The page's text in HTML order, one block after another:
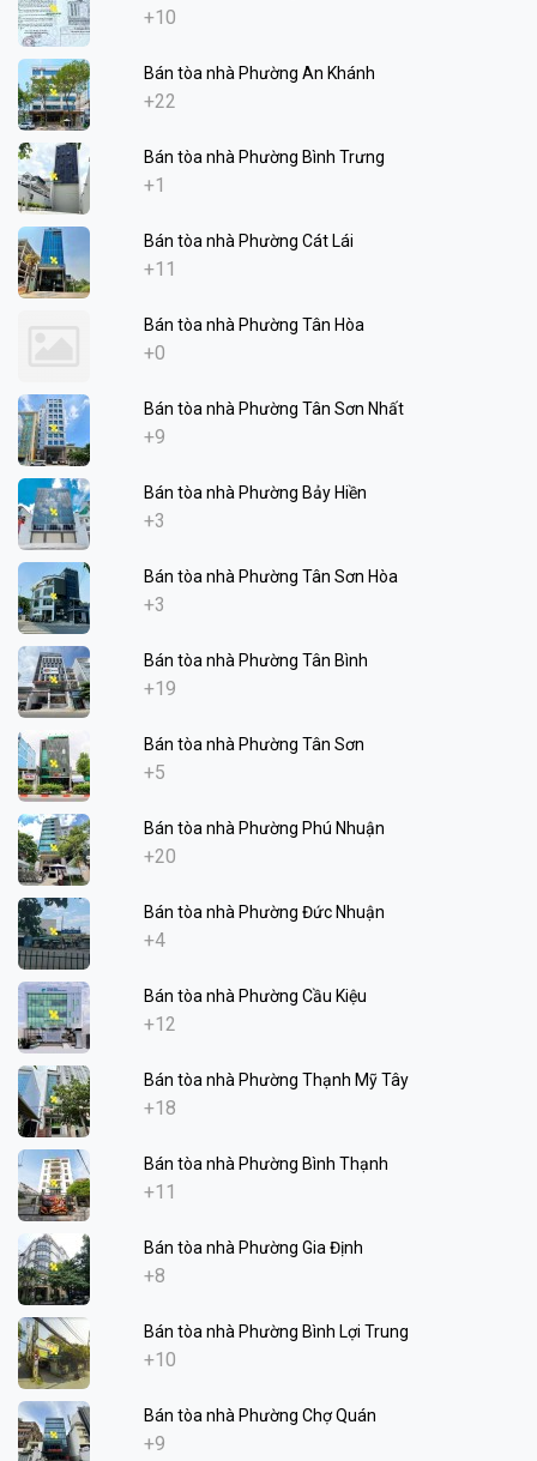
+10
Bán tòa nhà Phường An Khánh
+22
Bán tòa nhà Phường Bình Trưng
+1
Bán tòa nhà Phường Cát Lái
+11
Bán tòa nhà Phường Tân Hòa
+0
Bán tòa nhà Phường Tân Sơn Nhất
+9
Bán tòa nhà Phường Bảy Hiền
+3
Bán tòa nhà Phường Tân Sơn Hòa
+3
Bán tòa nhà Phường Tân Bình
+19
Bán tòa nhà Phường Tân Sơn
+5
Bán tòa nhà Phường Phú Nhuận
+20
Bán tòa nhà Phường Đức Nhuận
+4
Bán tòa nhà Phường Cầu Kiệu
+12
Bán tòa nhà Phường Thạnh Mỹ Tây
+18
Bán tòa nhà Phường Bình Thạnh
+11
Bán tòa nhà Phường Gia Định
+8
Bán tòa nhà Phường Bình Lợi Trung
+10
Bán tòa nhà Phường Chợ Quán
+9